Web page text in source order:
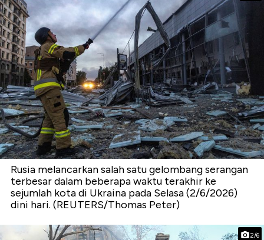
Rusia melancarkan salah satu gelombang serangan
terbesar dalam beberapa waktu terakhir ke
sejumlah kota di Ukraina pada Selasa (2/6/2026)
dini hari. (REUTERS/Thomas Peter)
2/6